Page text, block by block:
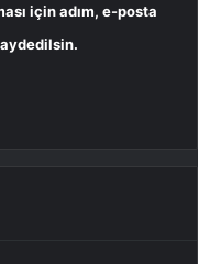
için adım, e-posta